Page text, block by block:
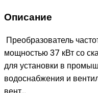
Описание
Преобразователь
мощностью 37 кВт со
для установки в
водоснабжения и